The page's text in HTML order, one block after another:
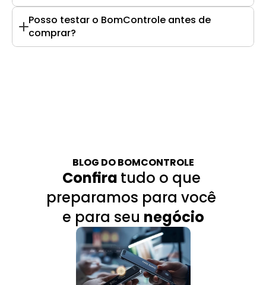
Posso testar o BomControle antes de
comprar?
BLOG DO BOMCONTROLE
Confira tudo o que
preparamos para você
e para seu negócio